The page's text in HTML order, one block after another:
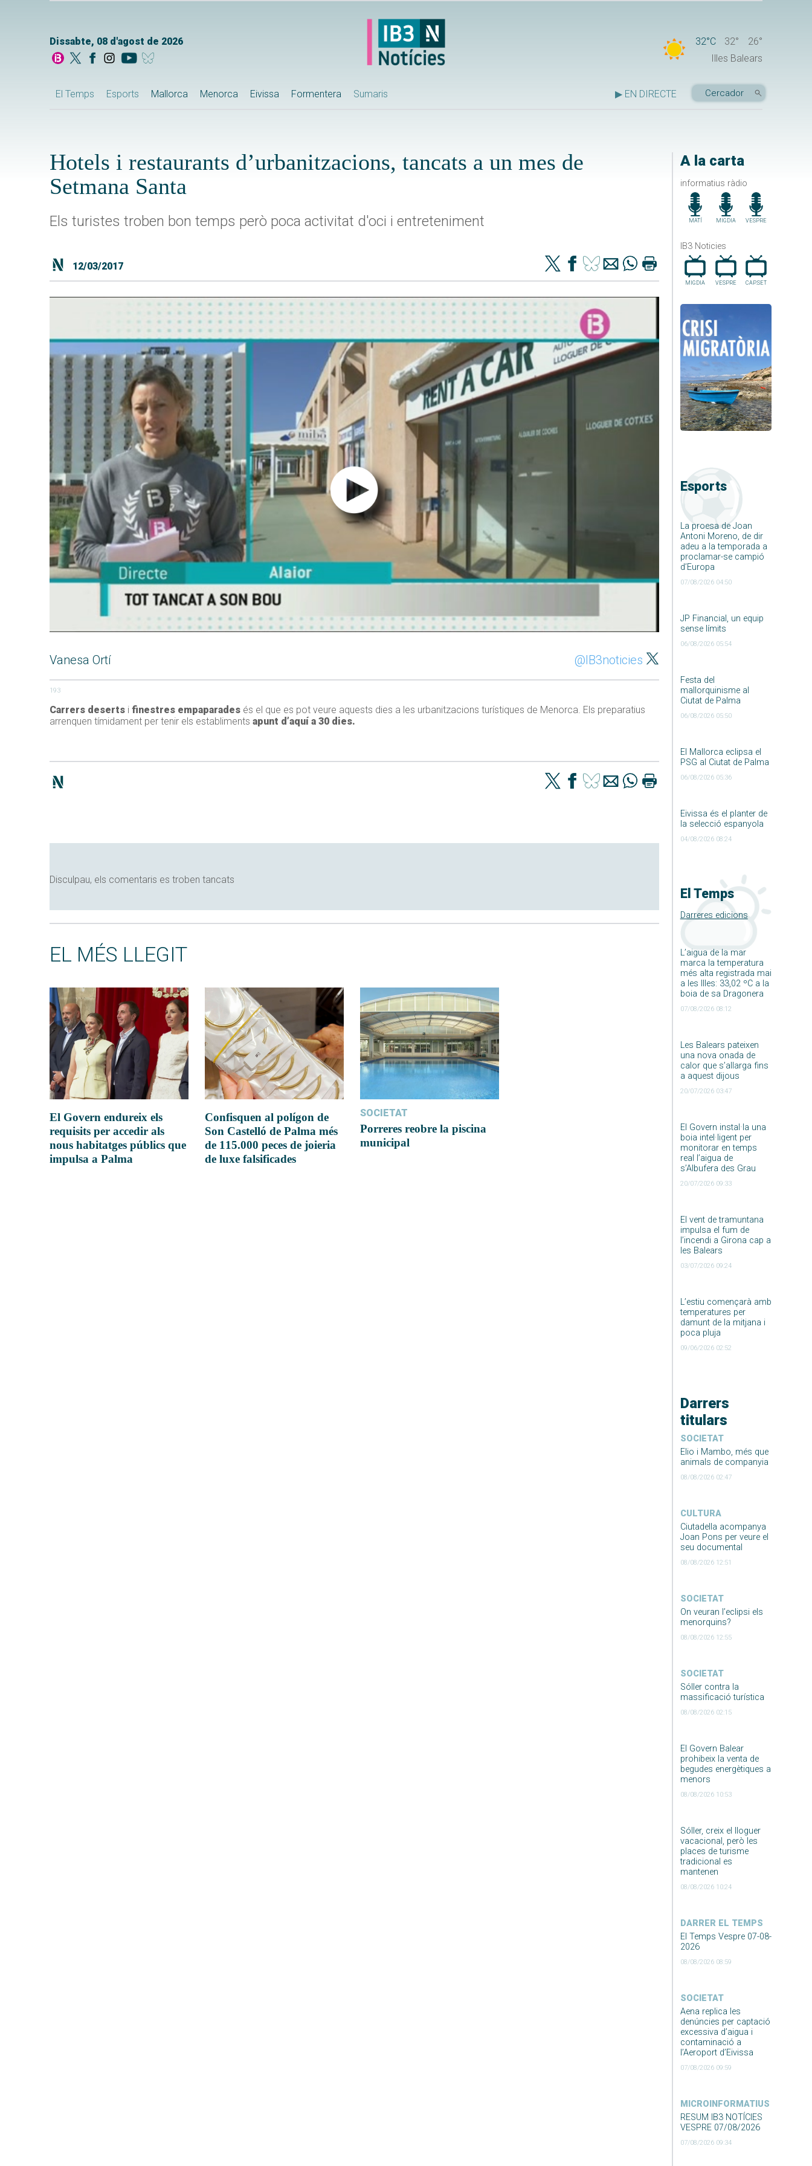
Dissabte, 08 d'agost de 2026 32°C 32°
26°
Illes Balears
El Temps Esports Mallorca Menorca Eivissa Formentera Sumaris ▶ EN DIRECTE
A la carta
informatius ràdio
MATÍ MIGDIA VESPRE
IB3 Noticies
MIGDIA VESPRE CAP.SET
Esports
La proesa de Joan
Antoni Moreno, de dir
adeu a la temporada a
proclamar-se campió
d’Europa
07/08/2026 04:50
JP Financial, un equip
sense límits
06/08/2026 05:54
Festa del
mallorquinisme al
Ciutat de Palma
06/08/2026 05:50
El Mallorca eclipsa el
PSG al Ciutat de Palma
06/08/2026 05:36
Eivissa és el planter de
la selecció espanyola
04/08/2026 08:24
El Temps
Darreres edicions
L’aigua de la mar
marca la temperatura
més alta registrada mai
a les Illes: 33,02 ºC a la
boia de sa Dragonera
07/08/2026 08:12
Les Balears pateixen
una nova onada de
calor que s’allarga fins
a aquest dijous
20/07/2026 03:47
El Govern instal·la una
boia intel·ligent per
monitorar en temps
real l’aigua de
s’Albufera des Grau
20/07/2026 09:33
El vent de tramuntana
impulsa el fum de
l’incendi a Girona cap a
les Balears
03/07/2026 09:24
L’estiu començarà amb
temperatures per
damunt de la mitjana i
poca pluja
09/06/2026 02:52
Darrers
titulars
SOCIETAT
Elio i Mambo, més que
animals de companyia
08/08/2026 02:47
CULTURA
Ciutadella acompanya
Joan Pons per veure el
seu documental
08/08/2026 12:51
SOCIETAT
On veuran l’eclipsi els
menorquins?
08/08/2026 12:55
SOCIETAT
Sóller contra la
massificació turística
08/08/2026 02:15
El Govern Balear
prohibeix la venta de
begudes energètiques a
menors
08/08/2026 10:53
Sóller, creix el lloguer
vacacional, però les
places de turisme
tradicional es
mantenen
08/08/2026 10:24
DARRER EL TEMPS
El Temps Vespre 07-08-
2026
08/08/2026 08:59
SOCIETAT
Aena replica les
denúncies per captació
excessiva d’aigua i
contaminació a
l’Aeroport d’Eivissa
07/08/2026 09:59
MICROINFORMATIUS
RESUM IB3 NOTÍCIES
VESPRE 07/08/2026
07/08/2026 09:34
Hotels i restaurants d’urbanitzacions, tancats a un mes de
Setmana Santa
Els turistes troben bon temps però poca activitat d'oci i entreteniment
12/03/2017
Vanesa Ortí @IB3noticies
193
Carrers deserts i finestres empaparades és el que es pot veure aquests dies a les urbanitzacions turístiques de Menorca. Els preparatius
arrenquen tímidament per tenir els establiments apunt d’aquí a 30 dies.
Disculpau, els comentaris es troben tancats
EL MÉS LLEGIT
El Govern endureix els
requisits per accedir als
nous habitatges públics que
impulsa a Palma
Confisquen al polígon de
Son Castelló de Palma més
de 115.000 peces de joieria
de luxe falsificades
SOCIETAT
Porreres reobre la piscina
municipal